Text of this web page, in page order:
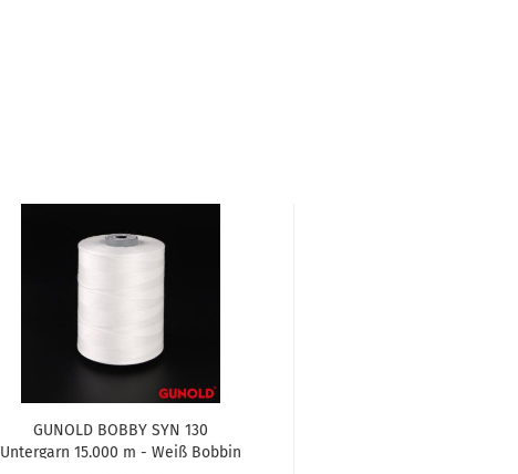
GUNOLD BOBBY SYN 130
Untergarn 15.000 m - Weiß Bobbin